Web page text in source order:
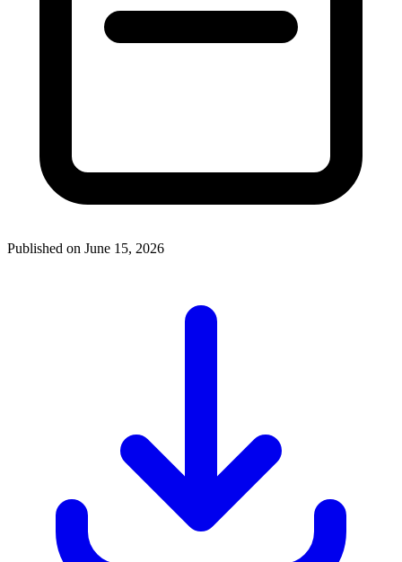
Published on June 15, 2026